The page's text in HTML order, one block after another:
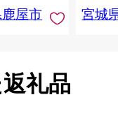
屋市
宮城
礼品